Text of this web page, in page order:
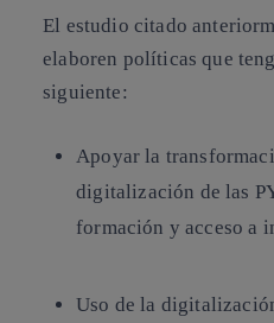
El estudio citado
elaboren políticas que
siguiente:
Apoyar la
digitalización de las
formación y acceso a
Uso de la